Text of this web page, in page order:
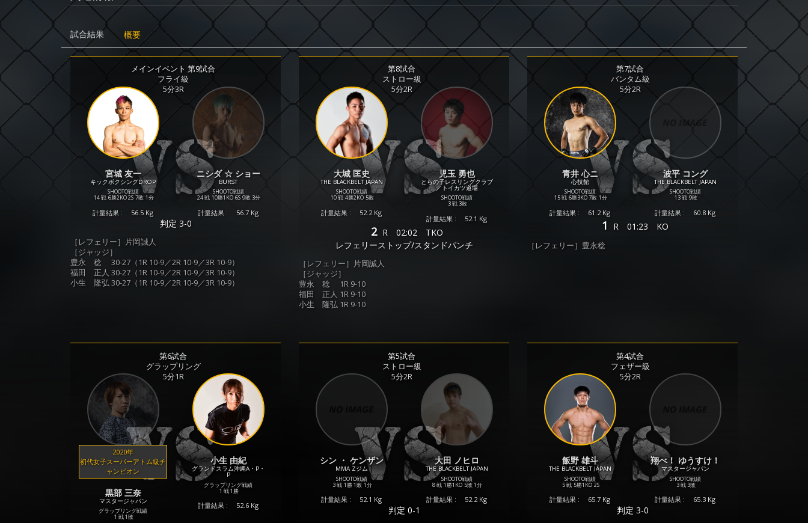
試合結果 概要
メインイベント 第9試合
フライ級
5分3R
宮城 友一
キックボクシングDROP
SHOOTO戦績
14 戦 6勝2KO 2S 7敗 1分
計量結果 : 56.5 Kg
ニシダ ☆ ショー
BURST
SHOOTO戦績
24 戦 10勝1KO 6S 9敗 3分
計量結果 : 56.7 Kg
判定 3-0
［レフェリー］片岡誠人
［ジャッジ］
豊永 稔 30-27（1R 10-9／2R 10-9／3R 10-9）
福田 正人 30-27（1R 10-9／2R 10-9／3R 10-9）
小生 隆弘 30-27（1R 10-9／2R 10-9／3R 10-9）
第8試合
ストロー級
5分2R
大城 匡史
THE BLACKBELT JAPAN
SHOOTO戦績
10 戦 4勝2KO 5敗
計量結果 : 52.2 Kg
児玉 勇也
とらの子レスリングクラブ
／トイカツ道場
SHOOTO戦績
3 戦 3敗
計量結果 : 52.1 Kg
2 R 02:02
TKO
レフェリーストップ/スタンドパンチ
［レフェリー］片岡誠人
［ジャッジ］
豊永 稔 1R 9-10
福田 正人 1R 9-10
小生 隆弘 1R 9-10
第7試合
バンタム級
5分2R
青井 心ニ
心技館
SHOOTO戦績
15 戦 6勝3KO 7敗 1分
計量結果 : 61.2 Kg
波平 コング
THE BLACKBELT JAPAN
SHOOTO戦績
13 戦 9敗
計量結果 : 60.8 Kg
1 R 01:23 KO
［レフェリー］豊永稔
第6試合
グラップリング
5分1R
2020年
初代女子スーパーアトム級チ
ャンピオン
黒部 三奈
マスタージャパン
グラップリング戦績
1 戦 1敗
小生 由紀
グランドスラム沖縄A・P・
P
グラップリング戦績
1 戦 1勝
計量結果 : 52.6 Kg
第5試合
ストロー級
5分2R
シン ・ ケンザン
MMA Zジム
SHOOTO戦績
3 戦 1勝 1敗 1分
計量結果 : 52.1 Kg
大田 ノヒロ
THE BLACKBELT JAPAN
SHOOTO戦績
8 戦 1勝1KO 5敗 1分
計量結果 : 52.2 Kg
判定 0-1
第4試合
フェザー級
5分2R
飯野 雄斗
THE BLACKBELT JAPAN
SHOOTO戦績
5 戦 5勝1KO 2S
計量結果 : 65.7 Kg
翔べ！ ゆうすけ！
マスタージャパン
SHOOTO戦績
3 戦 3敗
計量結果 : 65.3 Kg
判定 3-0